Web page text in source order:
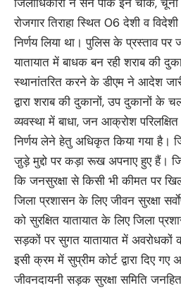
रोजगार तिराहा स्थित 06 देशी व
निर्णय लिया था। पुलिस के प्रस्ताव पर
यातायात में बाधक बन रही शराब की
स्थानांतरित करने के डीएम ने आदेश
द्वारा शराब की दुकानों, उप दुकानों के
व्यवस्था में बाधा, जन आक्रोश परिलक्षित
निर्णय लेने हेतु अधिकृत किया गया है।
जु़ड़े मुद्दो पर कड़ा रूख अपनाए हुए हैं।
कि जनसुरक्षा से किसी भी कीमत पर
जिला प्रशासन के लिए जीवन सुरक्षा
को सुरक्षित यातायात के लिए जिला
सड़कों पर सुगत यातायात में अवरोधकों
इसी क्रम में सुप्रीम कोर्ट द्वारा दिए
जीवनदायनी सड़क सुरक्षा समिति